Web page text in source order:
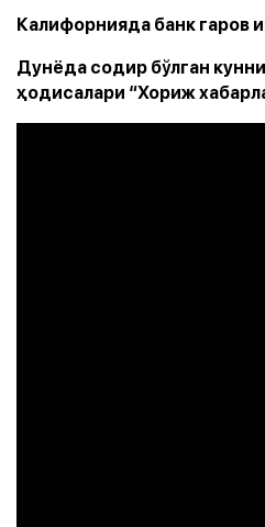
Калифорнияда банк гаров
Дунёда содир бўлган
ҳодисалари “Хориж